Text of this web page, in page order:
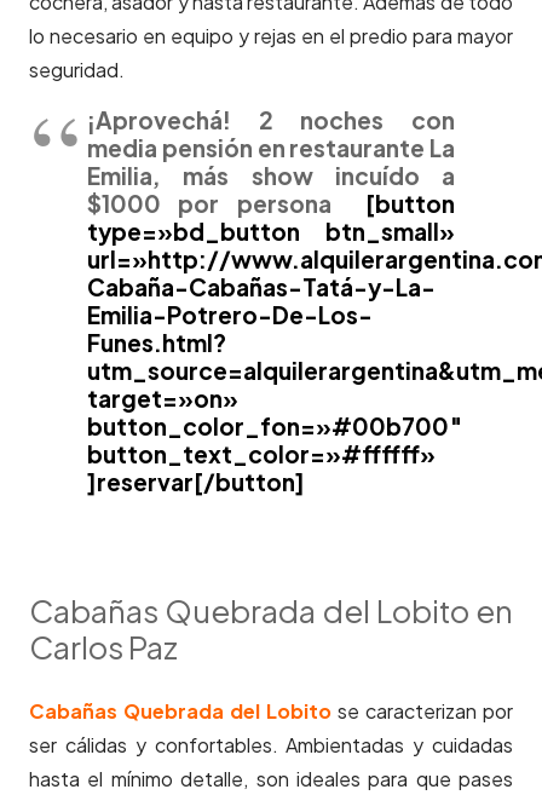
lo necesario en equipo y rejas en el predio para mayor
seguridad.
¡Aprovechá! 2 noches con
media pensión en restaurante La
Emilia, más show incuído a
$1000 por persona [button
type=»bd_button btn_small»
url=»http://
Cabaña-Cabañas-Tatá-y-La-
Emilia-Potrero-De-Los-
Funes.html?
target=»on»
button_color_fon=»#00b700″
button_text_color=»#ffffff»
]reservar[/button]
Cabañas Quebrada del Lobito en
Carlos Paz
Cabañas Quebrada del Lobito se caracterizan por
ser cálidas y confortables. Ambientadas y cuidadas
hasta el mínimo detalle, son ideales para que pases